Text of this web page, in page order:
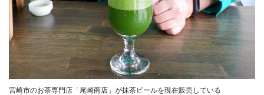
宮崎市のお茶専門店「尾崎商店」が抹茶ビールを現在販売している